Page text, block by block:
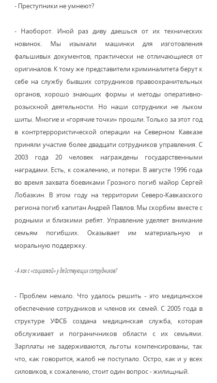
- Преступники не умнеют?
- Наоборот. Иной раз диву даешься от их технических
новинок. Мы изымали машинки для изготовления
фальшивых документов, практически не отличающиеся от
оригиналов. К тому же представители криминалитета берут к
себе на службу бывших сотрудников правоохранительных
органов, хорошо знающих формы и методы оперативно-
розыскной деятельности. Но наши сотрудники не лыком
шиты. Многие и «горячие точки» прошли. Только за этот год
в контртеррористической операции на Северном Кавказе
приняли участие более двадцати сотрудников управления. С
2003 года 20 человек награждены государственными
наградами. Есть, к сожалению, и потери. В августе 1996 года
во время захвата боевиками Грозного погиб майор Сергей
Лобазкин. В этом году на территории Северо-Кавказского
региона погиб капитан Андрей Павлов. Мы скорбим вместе с
родными и близкими ребят. Управление уделяет внимание
семьям погибших. Оказывает им материальную и
моральную поддержку.
- А как с «социалкой» у действующих сотрудников?
- Проблем немало. Что удалось решить - это медицинское
обеспечение сотрудников и членов их семей. С 2005 года в
структуре УФСБ создана медицинская служба, которая
обслуживает и пограничников области с их семьями.
Зарплаты не задерживаются, льготы компенсированы, так
что, как говорится, жалоб не поступало. Остро, как и у всех
силовиков, к сожалению, стоит один вопрос - жилищный.